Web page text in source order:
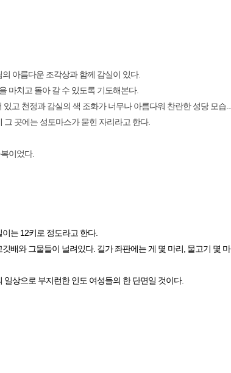
아름다운 조각상과 함께 감실이 있다.
마치고 돌아 갈 수 있도록 기도해본다.
고 천정과 감실의 색 조화가 너무나 아름다워 찬란한 성당 모습...
곳에는 성토마스가 묻힌 자리라고 한다.
이었다.
는 12키로 정도라고 한다.
배와 그물들이 널려있다. 길가 좌판에는 게 몇 마리, 물고기 몇
상으로 부지런한 인도 여성들의 한 단면일 것이다.